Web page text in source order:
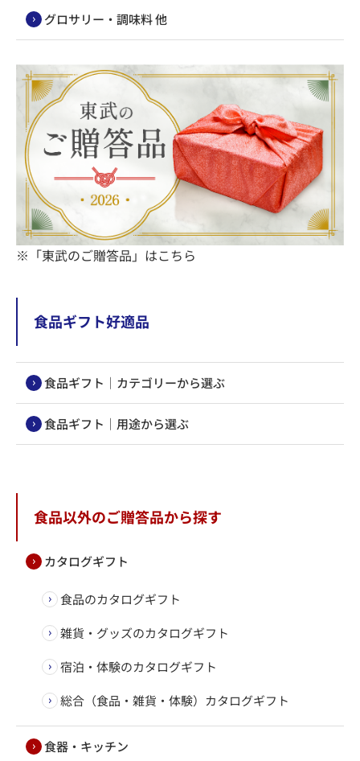
グロサリー・調味料 他
※「東武のご贈答品」はこちら
食品ギフト好適品
食品ギフト｜カテゴリーから選ぶ
食品ギフト｜用途から選ぶ
食品以外のご贈答品から探す
カタログギフト
食品のカタログギフト
雑貨・グッズのカタログギフト
宿泊・体験のカタログギフト
総合（食品・雑貨・体験）カタログギフト
食器・キッチン